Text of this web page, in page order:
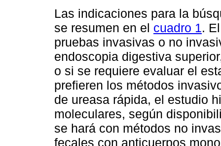
Las indicaciones para la
se resumen en el cuadro 1.
pruebas invasivas o no
endoscopia digestiva
o si se requiere evaluar el
prefieren los métodos
de ureasa rápida, el estudio
moleculares, según
se hará con métodos no
fecales con anticuerpos